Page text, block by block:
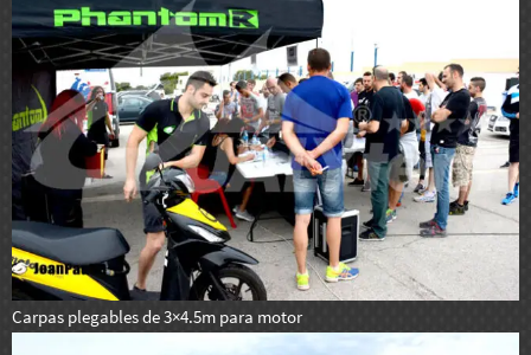
Carpas plegables de 3×4.5m para motor